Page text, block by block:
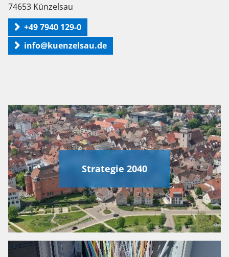
74653 Künzelsau
+49 7940 129-0
info@kuenzelsau.de
Strategie 2040